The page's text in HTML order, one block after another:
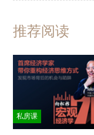
推荐阅读
私房课